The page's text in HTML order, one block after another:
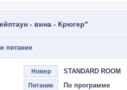
- вина - Крюгер"
питание
Номер STANDARD ROOM
Питание По программе